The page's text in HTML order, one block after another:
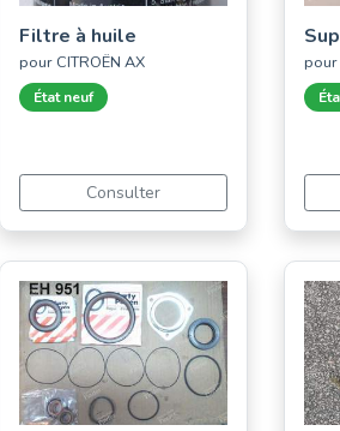
Filtre à huile
pour CITROËN AX
État neuf
Consulter
pour